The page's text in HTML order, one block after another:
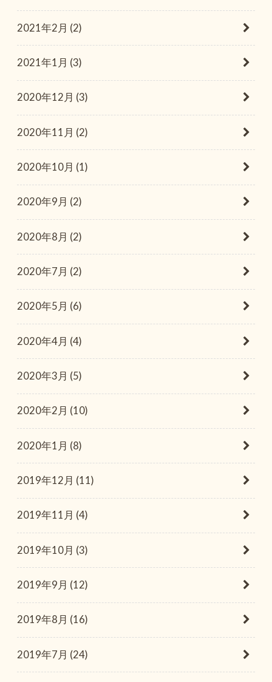
2021年2月 (2)
2021年1月 (3)
2020年12月 (3)
2020年11月 (2)
2020年10月 (1)
2020年9月 (2)
2020年8月 (2)
2020年7月 (2)
2020年5月 (6)
2020年4月 (4)
2020年3月 (5)
2020年2月 (10)
2020年1月 (8)
2019年12月 (11)
2019年11月 (4)
2019年10月 (3)
2019年9月 (12)
2019年8月 (16)
2019年7月 (24)